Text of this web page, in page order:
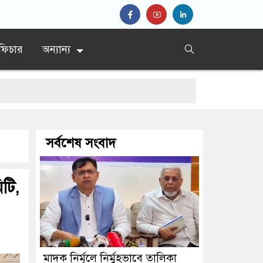
অন্যান্য
সর্বশেষ সংবাদ
মাদক নির্মূলে নির্মুহভাবে তালিকা